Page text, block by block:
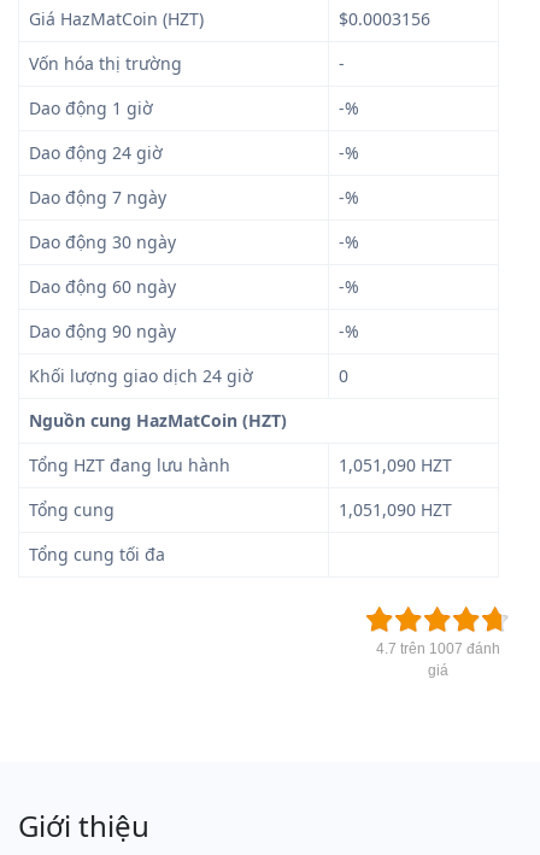
Giá HazMatCoin (HZT)
$0.0003156
Vốn hóa thị trường
-
Dao động 1 giờ
-%
Dao động 24 giờ
-%
Dao động 7 ngày
-%
Dao động 30 ngày
-%
Dao động 60 ngày
-%
Dao động 90 ngày
-%
Khối lượng giao dịch 24 giờ
0
Nguồn cung HazMatCoin (HZT)
Tổng HZT đang lưu hành
1,051,090 HZT
Tổng cung
1,051,090 HZT
Tổng cung tối đa
4.7 trên 1007 đánh
giá
Giới thiệu